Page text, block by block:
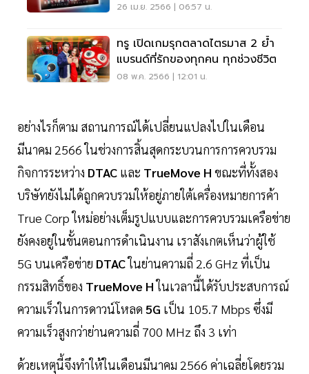
26 เม.ย. 2566 | 06:57 น.
ทรู เปิดเกมรุกตลาดไตรมาส 2 ย้ำ
แบรนด์ที่รักของทุกคน ทุกช่วงชีวิต
08 พ.ค. 2566 | 12:01 น.
อย่างไรก็ตาม สถานการณ์ได้เปลี่ยนแปลงไปในเดือน
มีนาคม 2566 ในช่วงการสิ้นสุดกระบวนการการควบรวม
กิจการระหว่าง DTAC และ TrueMove H ขณะที่ทั้งสอง
บริษัทยังไม่ได้ถูกควบรวมให้อยู่ภายใต้เครื่องหมายการค้า
True Corp ใหม่อย่างเต็มรูปแบบและการควบรวมเครือข่าย
ยังคงอยู่ในขั้นตอนการดำเนินงาน เราสังเกตเห็นว่าผู้ใช้
5G บนเครือข่าย DTACในย่านความถี่ 2.6 GHz ที่เป็น
กรรมสิทธิ์ของ TrueMove Hในเวลานี้ได้รับประสบการณ์
ความเร็วในการดาวน์โหลด 5G เป็น 105.7 Mbps ซึ่งมี
ความเร็วสูงกว่าย่านความถี่ 700 MHz ถึง 3 เท่า
ด้วยเหตุนี้จึงทำให้ในเดือนมีนาคม 2566 ค่าเฉลี่ยโดยรวม